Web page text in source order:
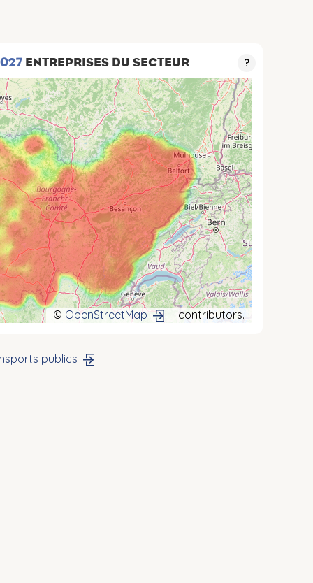
027 ENTREPRISES DU SECTEUR ?
© OpenStreetMap contributors.
publics